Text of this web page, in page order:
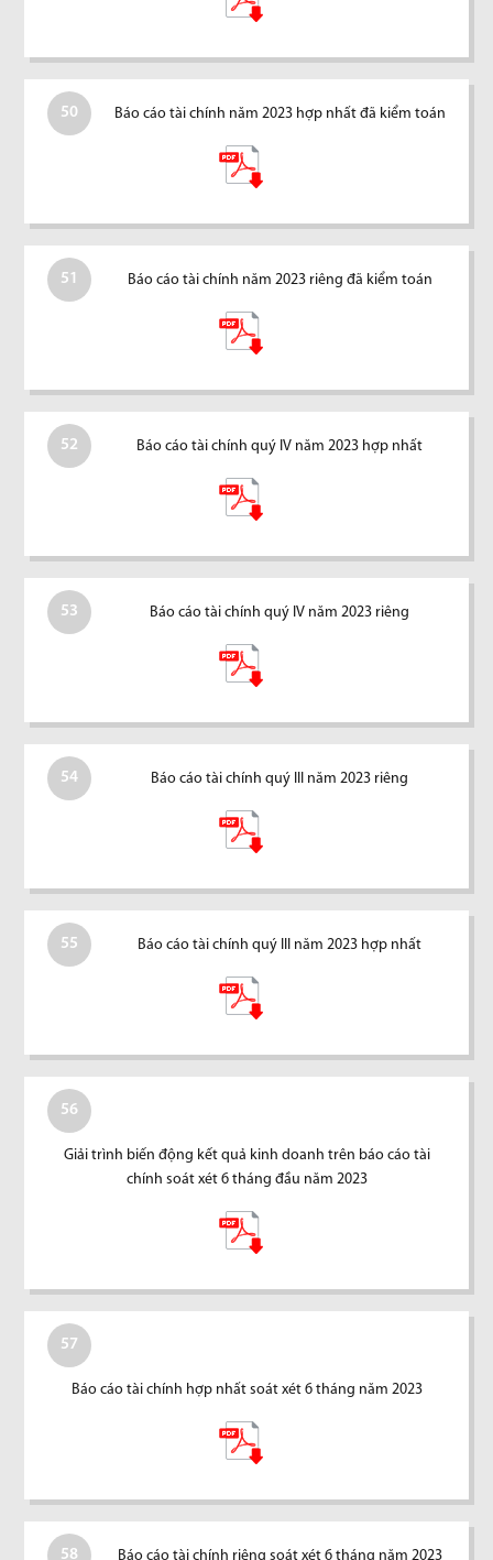
50 Báo cáo tài chính năm 2023 hợp nhất đã kiểm toán
51 Báo cáo tài chính năm 2023 riêng đã kiểm toán
52 Báo cáo tài chính quý IV năm 2023 hợp nhất
53 Báo cáo tài chính quý IV năm 2023 riêng
54 Báo cáo tài chính quý III năm 2023 riêng
55 Báo cáo tài chính quý III năm 2023 hợp nhất
56
Giải trình biến động kết quả kinh doanh trên báo cáo tài
chính soát xét 6 tháng đầu năm 2023
57
Báo cáo tài chính hợp nhất soát xét 6 tháng năm 2023
58 Báo cáo tài chính riêng soát xét 6 tháng năm 2023